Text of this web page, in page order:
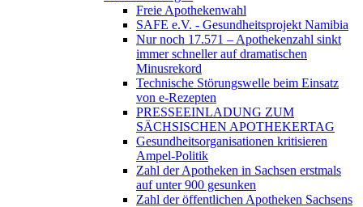
Freie Apothekenwahl
SAFE e.V. - Gesundheitsprojekt Namibia
Nur noch 17.571 – Apothekenzahl sinkt
immer schneller auf dramatischen
Minusrekord
Technische Störungswelle beim Einsatz
von e-Rezepten
PRESSEEINLADUNG ZUM
SÄCHSISCHEN APOTHEKERTAG
Gesundheitsorganisationen kritisieren
Ampel-Politik
Zahl der Apotheken in Sachsen erstmals
auf unter 900 gesunken
Zahl der öffentlichen Apotheken Sachsens